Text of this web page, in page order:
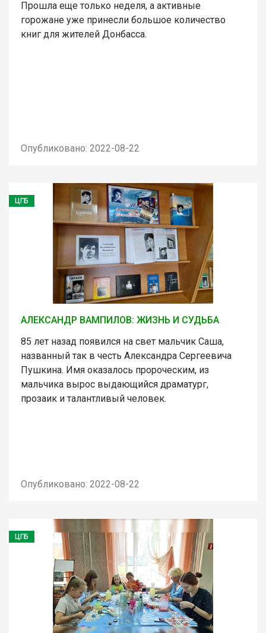
Прошла еще только неделя, а активные
горожане уже принесли большое количество
книг для жителей Донбасса.
Опубликовано: 2022-08-22
ЦГБ
АЛЕКСАНДР ВАМПИЛОВ: ЖИЗНЬ И СУДЬБА
85 лет назад появился на свет мальчик Саша,
названный так в честь Александра Сергеевича
Пушкина. Имя оказалось пророческим, из
мальчика вырос выдающийся драматург,
прозаик и талантливый человек.
Опубликовано: 2022-08-22
ЦГБ